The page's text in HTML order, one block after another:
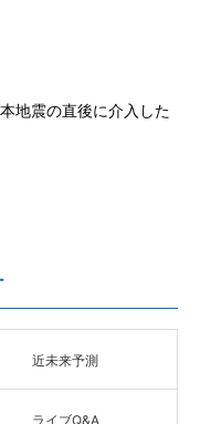
地震の直後に介入した
近未来予測
ライブQ&A